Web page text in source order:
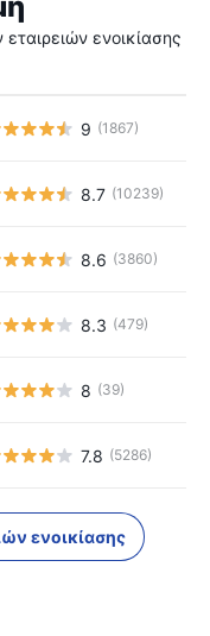
ενοικίασης
9 (1867)
8.7 (10239)
8.6 (3860)
8.3 (479)
8 (39)
7.8 (5286)
ενοικίασης